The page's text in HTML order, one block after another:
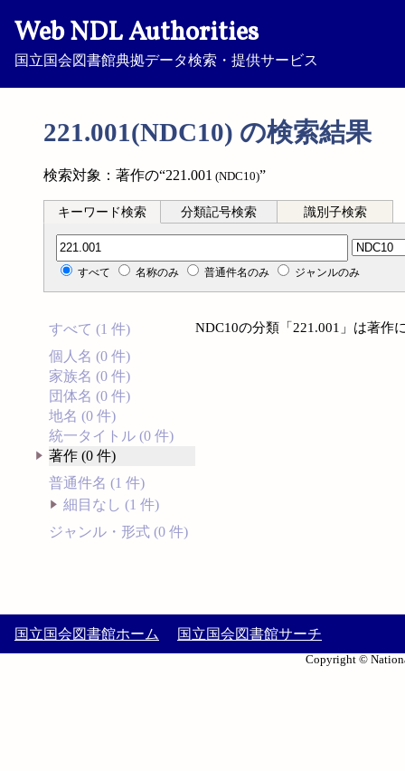
Web NDL Authorities
国立国会図書館典拠データ検索・提供サービス
221.001(NDC10) の検索結果
検索対象：著作の“221.001 (NDC10)”
キーワード検索 分類記号検索 識別子検索
分類記号検索
すべて 名称のみ 普通件名のみ ジャンルのみ
すべて (1 件)
個人名 (0 件)
家族名 (0 件)
団体名 (0 件)
地名 (0 件)
統一タイトル (0 件)
著作 (0 件)
普通件名 (1 件)
細目なし (1 件)
ジャンル・形式 (0 件)
NDC10の分類「221.001」は著作
国立国会図書館ホーム 国立国会図書館サーチ
Copyright ©